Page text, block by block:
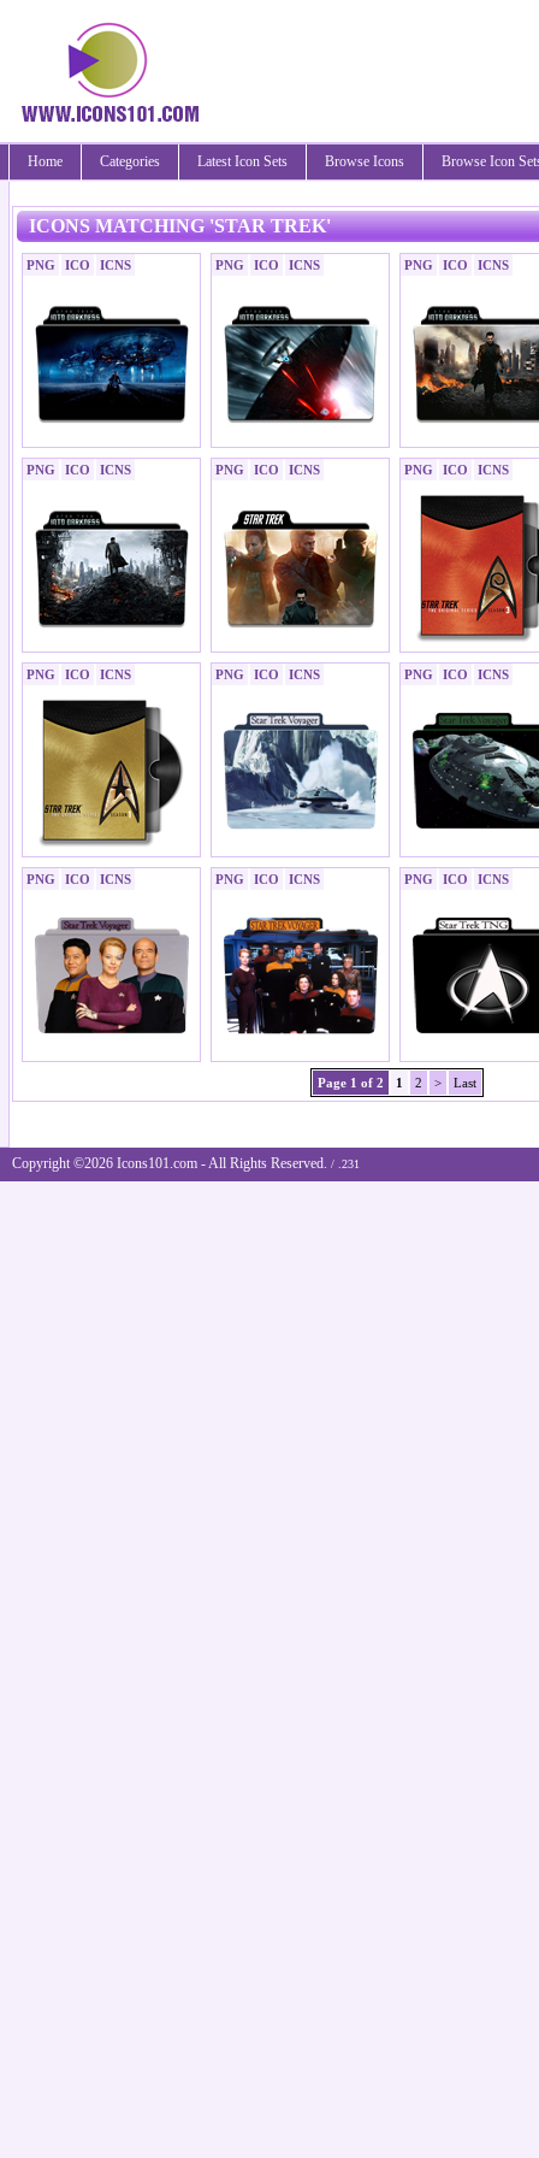
Home Categories Latest Icon Sets Browse Icons Browse Icon
ICONS MATCHING 'STAR TREK'
PNG ICO ICNS PNG ICO ICNS PNG ICO ICNS
PNG ICO ICNS PNG ICO ICNS PNG ICO ICNS
PNG ICO ICNS PNG ICO ICNS PNG ICO ICNS
PNG ICO ICNS PNG ICO ICNS PNG ICO ICNS
Page 1 of 2 1 2 > Last
Copyright ©2026 Icons101.com - All Rights Reserved. / .231